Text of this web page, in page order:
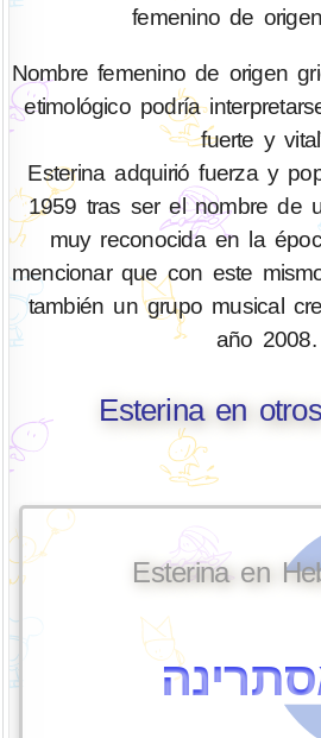
femenino de
Nombre femenino de origen
etimológico podría
fuerte y
Esterina adquirió fuerza y
1959 tras ser el nombre de
muy reconocida en la
mencionar que con este
también un grupo musical
año 2008.
Esterina en
Esterina en